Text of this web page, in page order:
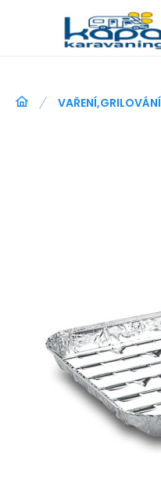
VAŘENÍ,GRILOVÁNÍ